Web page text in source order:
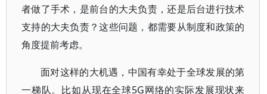
者做了手术，是前台的大夫负责，还是后台进行技术
支持的大夫负责？这些问题，都需要从制度和政策的
角度提前考虑。
面对这样的大机遇，中国有幸处于全球发展的第
一梯队。比如从现在全球5G网络的实际发展现状来